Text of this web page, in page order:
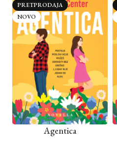
PRETPRODAJA
NOVO
Agentica